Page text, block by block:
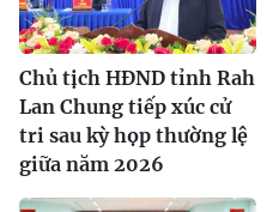
Chủ tịch HĐND tỉnh Rah
Lan Chung tiếp xúc cử
tri sau kỳ họp thường lệ
giữa năm 2026